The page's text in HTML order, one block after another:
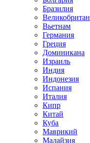
Бразилия
Вьетнам
Германия
Греция
Доминикана
Израиль
Индия
Индонезия
Испания
Италия
Кипр
Китай
Куба
Маврикий
Малайзия